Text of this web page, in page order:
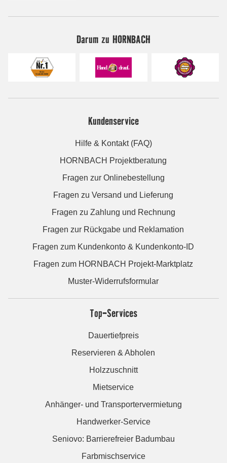
Darum zu HORNBACH
Kundenservice
Hilfe & Kontakt (FAQ)
HORNBACH Projektberatung
Fragen zur Onlinebestellung
Fragen zu Versand und Lieferung
Fragen zu Zahlung und Rechnung
Fragen zur Rückgabe und Reklamation
Fragen zum Kundenkonto & Kundenkonto-ID
Fragen zum HORNBACH Projekt-Marktplatz
Muster-Widerrufsformular
Top-Services
Dauertiefpreis
Reservieren & Abholen
Holzzuschnitt
Mietservice
Anhänger- und Transportervermietung
Handwerker-Service
Seniovo: Barrierefreier Badumbau
Farbmischservice